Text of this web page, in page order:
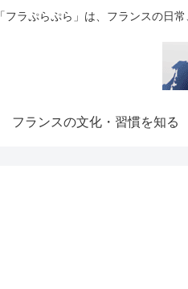
「フラぷらぷら」は、フランスの日
フランスの文化・習慣を知る